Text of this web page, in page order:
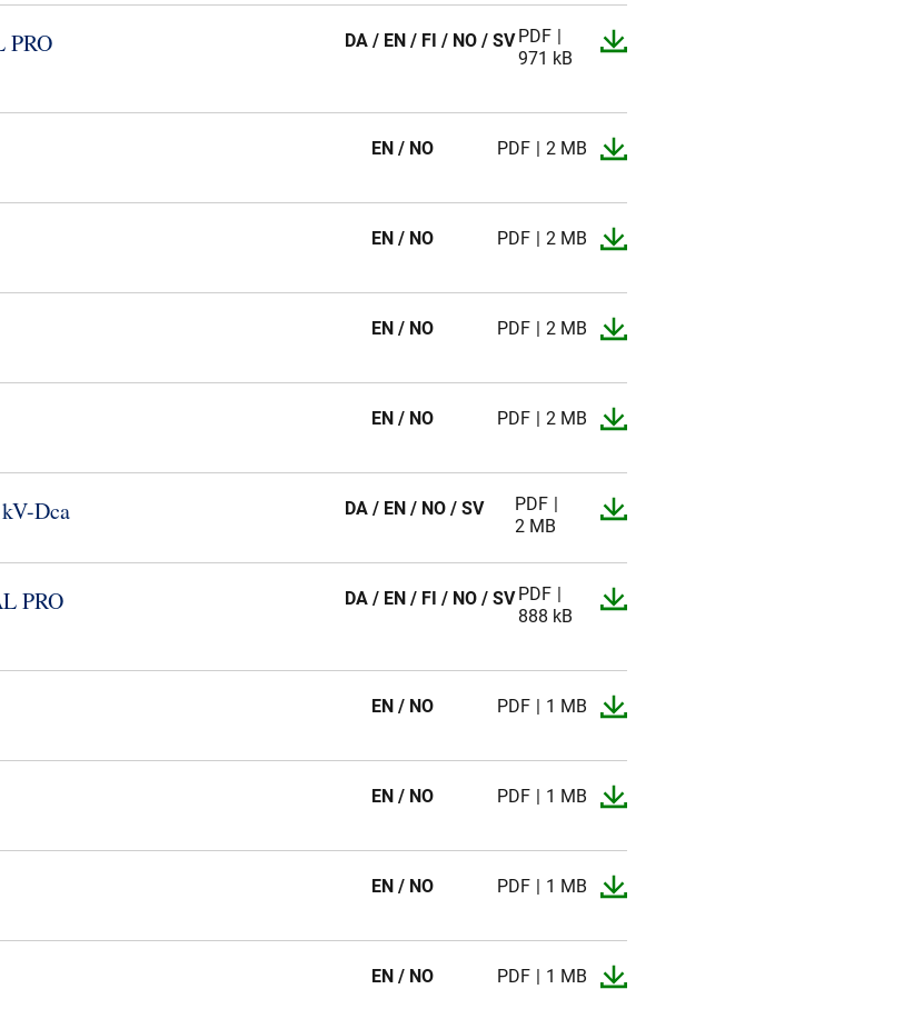
PRO
DA / EN / FI / NO / SVPDF
971 kB
EN / NO PDF 2 MB
EN / NO PDF 2 MB
EN / NO PDF 2 MB
EN / NO PDF 2 MB
​Dca DA / EN / NO / SV
PDF
2 MB
PRO
DA / EN / FI / NO / SVPDF
888 kB
EN / NO PDF 1 MB
EN / NO PDF 1 MB
EN / NO PDF 1 MB
EN / NO PDF 1 MB